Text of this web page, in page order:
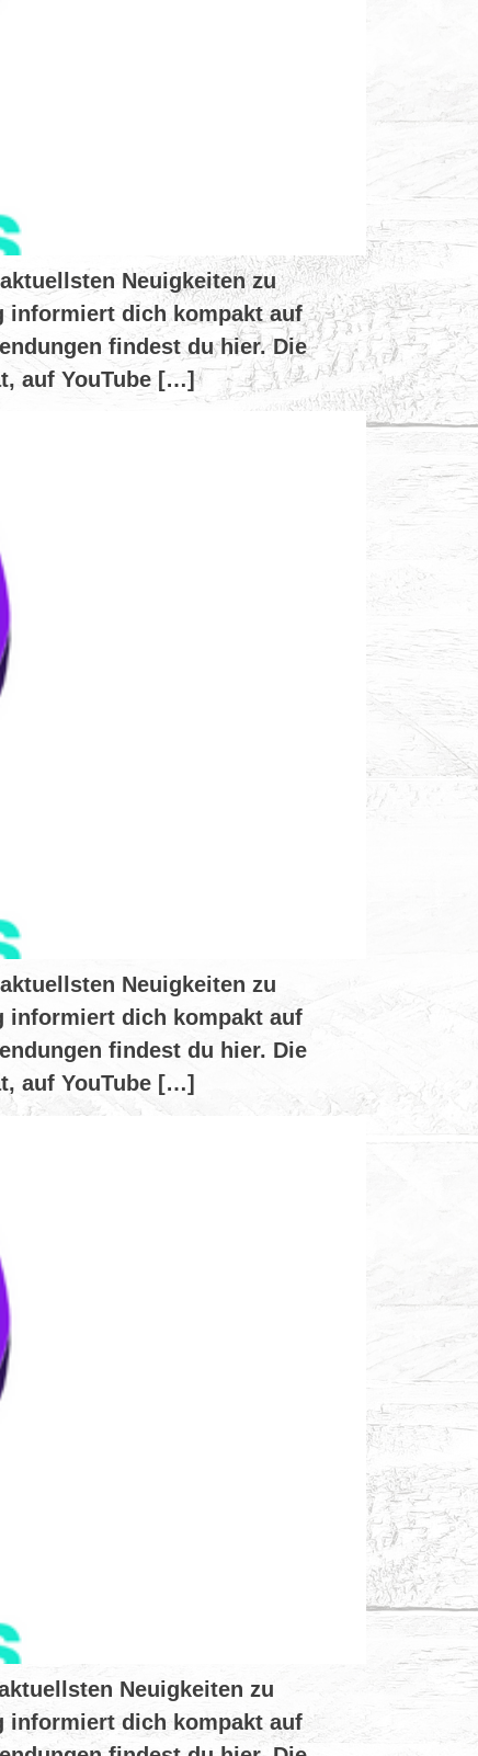
Neuigkeiten zu
informiert dich kompakt auf
findest du hier. Die
auf YouTube […]
Neuigkeiten zu
informiert dich kompakt auf
findest du hier. Die
auf YouTube […]
Neuigkeiten zu
informiert dich kompakt auf